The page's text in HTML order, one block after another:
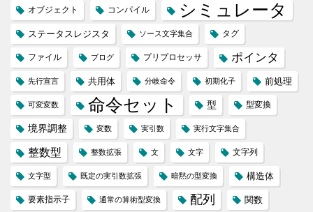
オブジェクト コンパイル シミュレータ
ステータスレジスタ ソース文字集合 タグ
ファイル ブログ プリプロセッサ ポインタ
先行宣言 共用体 分岐命令 初期化子 前処理
可変変数 命令セット 型 型変換
境界調整 変数 実引数 実行文字集合
整数型 整数拡張 文 文字 文字列
文字型 既定の実引数拡張 暗黙の型変換 構造体
要素指示子 通常の算術型変換 配列 関数